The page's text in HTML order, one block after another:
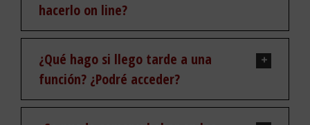
hacerlo on line?
¿Qué hago si llego tarde a una
función? ¿Podré acceder?